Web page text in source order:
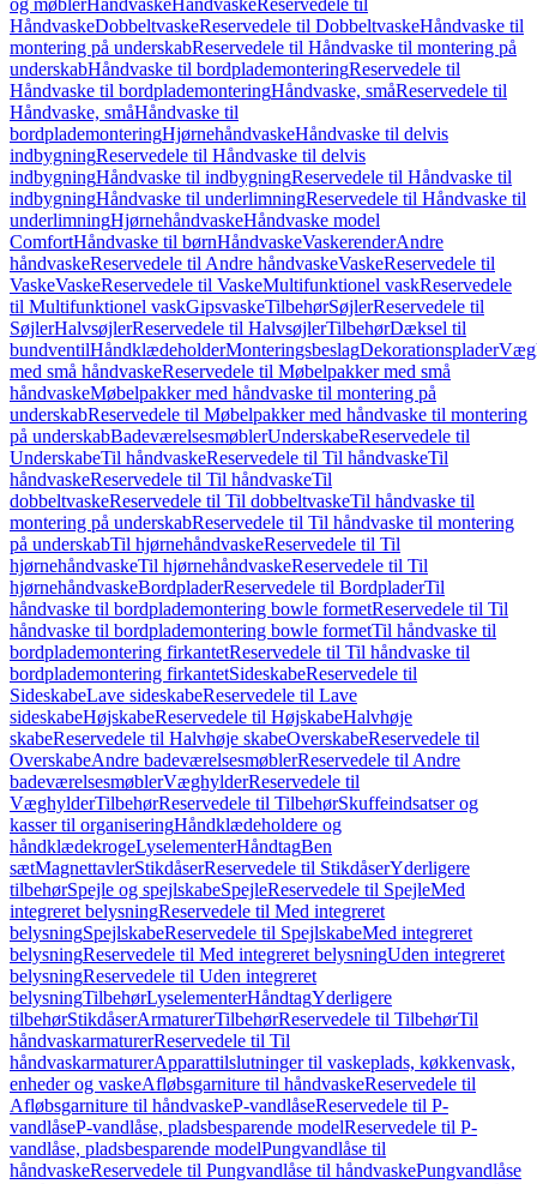
og møblerHåndvaskeHåndvaskeReservedele til
HåndvaskeDobbeltvaskeReservedele til DobbeltvaskeHåndvaske til
montering på underskabReservedele til Håndvaske til montering på
underskabHåndvaske til bordplademonteringReservedele til
Håndvaske til bordplademonteringHåndvaske, småReservedele til
Håndvaske, småHåndvaske til
bordplademonteringHjørnehåndvaskeHåndvaske til delvis
indbygningReservedele til Håndvaske til delvis
indbygningHåndvaske til indbygningReservedele til Håndvaske til
indbygningHåndvaske til underlimningReservedele til Håndvaske til
underlimningHjørnehåndvaskeHåndvaske model
ComfortHåndvaske til børnHåndvaskeVaskerenderAndre
håndvaskeReservedele til Andre håndvaskeVaskeReservedele til
VaskeVaskeReservedele til VaskeMultifunktionel vaskReservedele
til Multifunktionel vaskGipsvaskeTilbehørSøjlerReservedele til
SøjlerHalvsøjlerReservedele til HalvsøjlerTilbehørDæksel til
bundventilHåndklædeholderMonteringsbeslagDekorationsplader
med små håndvaskeReservedele til Møbelpakker med små
håndvaskeMøbelpakker med håndvaske til montering på
underskabReservedele til Møbelpakker med håndvaske til montering
på underskabBadeværelsesmøblerUnderskabeReservedele til
UnderskabeTil håndvaskeReservedele til Til håndvaskeTil
håndvaskeReservedele til Til håndvaskeTil
dobbeltvaskeReservedele til Til dobbeltvaskeTil håndvaske til
montering på underskabReservedele til Til håndvaske til montering
på underskabTil hjørnehåndvaskeReservedele til Til
hjørnehåndvaskeTil hjørnehåndvaskeReservedele til Til
hjørnehåndvaskeBordpladerReservedele til BordpladerTil
håndvaske til bordplademontering bowle formetReservedele til Til
håndvaske til bordplademontering bowle formetTil håndvaske til
bordplademontering firkantetReservedele til Til håndvaske til
bordplademontering firkantetSideskabeReservedele til
SideskabeLave sideskabeReservedele til Lave
sideskabeHøjskabeReservedele til HøjskabeHalvhøje
skabeReservedele til Halvhøje skabeOverskabeReservedele til
OverskabeAndre badeværelsesmøblerReservedele til Andre
badeværelsesmøblerVæghylderReservedele til
VæghylderTilbehørReservedele til TilbehørSkuffeindsatser og
kasser til organiseringHåndklædeholdere og
håndklædekrogeLyselementerHåndtagBen
sætMagnettavlerStikdåserReservedele til StikdåserYderligere
tilbehørSpejle og spejlskabeSpejleReservedele til SpejleMed
integreret belysningReservedele til Med integreret
belysningSpejlskabeReservedele til SpejlskabeMed integreret
belysningReservedele til Med integreret belysningUden integreret
belysningReservedele til Uden integreret
belysningTilbehørLyselementerHåndtagYderligere
tilbehørStikdåserArmaturerTilbehørReservedele til TilbehørTil
håndvaskarmaturerReservedele til Til
håndvaskarmaturerApparattilslutninger til vaskeplads, køkkenvask,
enheder og vaskeAfløbsgarniture til håndvaskeReservedele til
Afløbsgarniture til håndvaskeP-vandlåseReservedele til P-
vandlåseP-vandlåse, pladsbesparende modelReservedele til P-
vandlåse, pladsbesparende modelPungvandlåse til
håndvaskeReservedele til Pungvandlåse til håndvaskePungvandlåse